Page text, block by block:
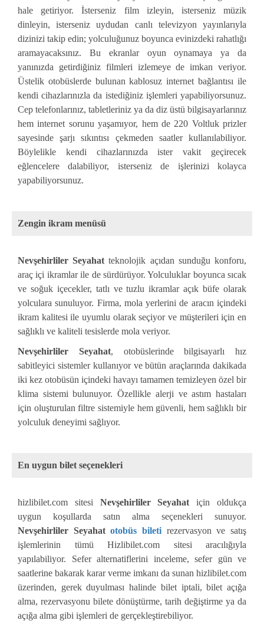
hale getiriyor. İsterseniz film izleyin, isterseniz müzik
dinleyin, isterseniz uydudan canlı televizyon yayınlarıyla
dizinizi takip edin; yolculuğunuz boyunca evinizdeki rahatlığı
aramayacaksınız. Bu ekranlar oyun oynamaya ya da
yanınızda getirdiğiniz filmleri izlemeye de imkan veriyor.
Üstelik otobüslerde bulunan kablosuz internet bağlantısı ile
kendi cihazlarınızla da istediğiniz işlemleri yapabiliyorsunuz.
Cep telefonlarınız, tabletleriniz ya da diz üstü bilgisayarlarınız
hem internet sorunu yaşamıyor, hem de 220 Voltluk prizler
sayesinde şarjı sıkıntısı çekmeden saatler kullanılabiliyor.
Böylelikle kendi cihazlarınızda ister vakit geçirecek
eğlencelere dalabiliyor, isterseniz de işlerinizi kolayca
yapabiliyorsunuz.
Zengin ikram menüsü
Nevşehirliler Seyahat teknolojik açıdan sunduğu konforu,
araç içi ikramlar ile de sürdürüyor. Yolculuklar boyunca sıcak
ve soğuk içecekler, tatlı ve tuzlu ikramlar açık büfe olarak
yolculara sunuluyor. Firma, mola yerlerini de aracın içindeki
ikram kalitesi ile uyumlu olarak seçiyor ve müşterileri için en
sağlıklı ve kaliteli tesislerde mola veriyor.
Nevşehirliler Seyahat, otobüslerinde bilgisayarlı hız
sabitleyici sistemler kullanıyor ve bütün araçlarında dakikada
iki kez otobüsün içindeki havayı tamamen temizleyen özel bir
klima sistemi bulunuyor. Özellikle alerji ve astım hastaları
için oluşturulan filtre sistemiyle hem güvenli, hem sağlıklı bir
yolculuk deneyimi sağlıyor.
En uygun bilet seçenekleri
hizlibilet.com sitesi Nevşehirliler Seyahat için oldukça
uygun koşullarda satın alma seçenekleri sunuyor.
Nevşehirliler Seyahat otobüs bileti rezervasyon ve satış
işlemlerinin tümü Hizlibilet.com sitesi aracılığıyla
yapılabiliyor. Sefer alternatiflerini inceleme, sefer gün ve
saatlerine bakarak karar verme imkanı da sunan hizlibilet.com
üzerinden, gerek duyulması halinde bilet iptali, bilet açığa
alma, rezervasyonu bilete dönüştürme, tarih değiştirme ya da
açığa alma gibi işlemleri de gerçekleştirebiliyor.